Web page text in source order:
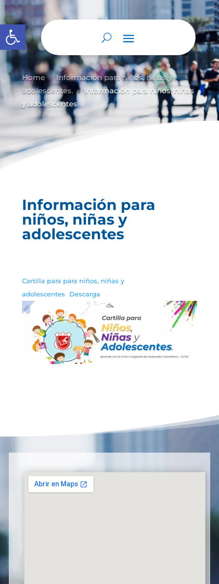
Abrir barra de herramientas
Home 9 Información para niños, niñas y
adolescentes. 9 Información para niños, niñas
y adolescentes
Información para
niños, niñas y
adolescentes
Cartilla para para niños, niñas y
adolescentes
Descarga